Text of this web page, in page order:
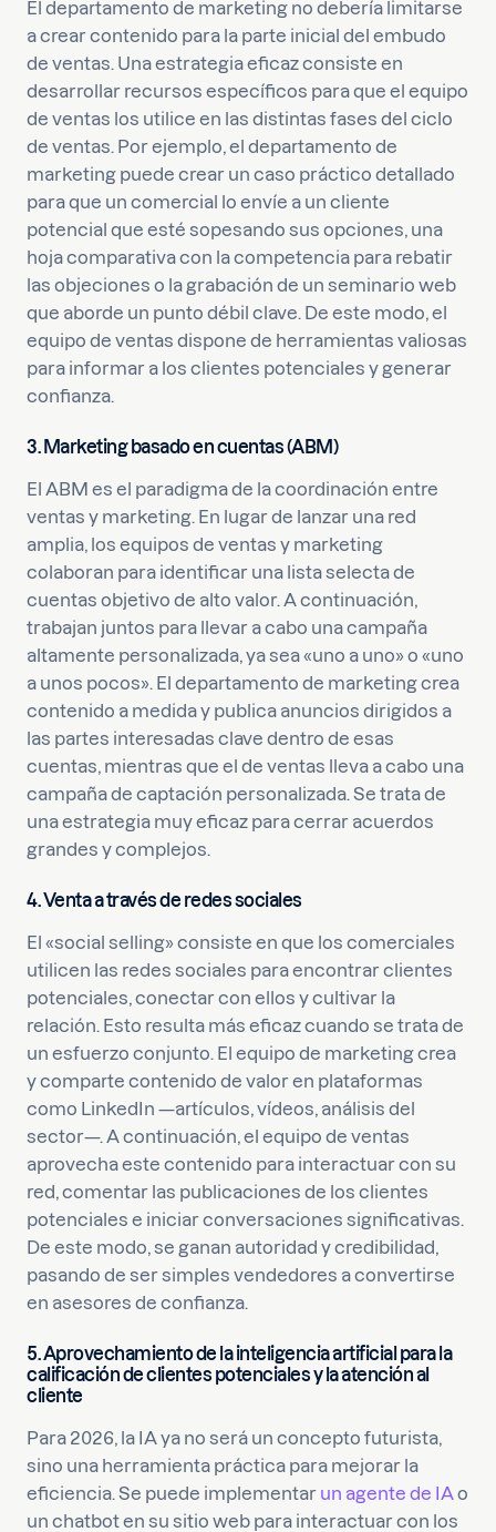
El departamento de marketing no debería limitarse
a crear contenido para la parte inicial del embudo
de ventas. Una estrategia eficaz consiste en
desarrollar recursos específicos para que el equipo
de ventas los utilice en las distintas fases del ciclo
de ventas. Por ejemplo, el departamento de
marketing puede crear un caso práctico detallado
para que un comercial lo envíe a un cliente
potencial que esté sopesando sus opciones, una
hoja comparativa con la competencia para rebatir
las objeciones o la grabación de un seminario web
que aborde un punto débil clave. De este modo, el
equipo de ventas dispone de herramientas valiosas
para informar a los clientes potenciales y generar
confianza.
3. Marketing basado en cuentas (ABM)
El ABM es el paradigma de la coordinación entre
ventas y marketing. En lugar de lanzar una red
amplia, los equipos de ventas y marketing
colaboran para identificar una lista selecta de
cuentas objetivo de alto valor. A continuación,
trabajan juntos para llevar a cabo una campaña
altamente personalizada, ya sea «uno a uno» o «uno
a unos pocos». El departamento de marketing crea
contenido a medida y publica anuncios dirigidos a
las partes interesadas clave dentro de esas
cuentas, mientras que el de ventas lleva a cabo una
campaña de captación personalizada. Se trata de
una estrategia muy eficaz para cerrar acuerdos
grandes y complejos.
4. Venta a través de redes sociales
El «social selling» consiste en que los comerciales
utilicen las redes sociales para encontrar clientes
potenciales, conectar con ellos y cultivar la
relación. Esto resulta más eficaz cuando se trata de
un esfuerzo conjunto. El equipo de marketing crea
y comparte contenido de valor en plataformas
como LinkedIn —artículos, vídeos, análisis del
sector—. A continuación, el equipo de ventas
aprovecha este contenido para interactuar con su
red, comentar las publicaciones de los clientes
potenciales e iniciar conversaciones significativas.
De este modo, se ganan autoridad y credibilidad,
pasando de ser simples vendedores a convertirse
en asesores de confianza.
5. Aprovechamiento de la inteligencia artificial para la
calificación de clientes potenciales y la atención al
cliente
Para 2026, la IA ya no será un concepto futurista,
sino una herramienta práctica para mejorar la
eficiencia. Se puede implementar un agente de IAo
un chatbot en su sitio web para interactuar con los